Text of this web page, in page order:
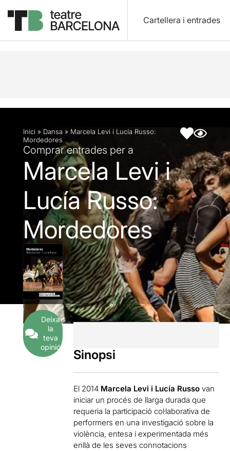
Cartellera i entrades
Descripció Fitxa artística
Inici » Dansa » Marcela Levi i Lucía Russo:
Mordedores
Comprar entrades per a
Marcela Levi i
Lucía Russo:
Mordedores
Deixa
la
teva
opinió
Sinopsi
El 2014 Marcela Levi i Lucía Russo van
iniciar un procés de llarga durada que
requeria la participació col·laborativa de
performers en una investigació sobre la
violència, entesa i experimentada més
enllà de les seves connotacions